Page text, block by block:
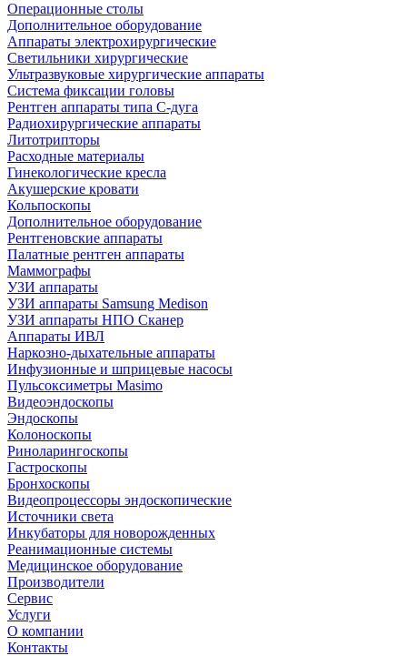
Операционные столы
Дополнительное оборудование
Аппараты электрохирургические
Светильники хирургические
Ультразвуковые хирургические аппараты
Система фиксации головы
Рентген аппараты типа С-дуга
Радиохирургические аппараты
Литотрипторы
Расходные материалы
Гинекологические кресла
Акушерские кровати
Кольпоскопы
Дополнительное оборудование
Рентгеновские аппараты
Палатные рентген аппараты
Маммографы
УЗИ аппараты
УЗИ аппараты Samsung Medison
УЗИ аппараты НПО Сканер
Аппараты ИВЛ
Наркозно-дыхательные аппараты
Инфузионные и шприцевые насосы
Пульсоксиметры Masimo
Видеоэндоскопы
Эндоскопы
Колоноскопы
Риноларингоскопы
Гастроскопы
Бронхоскопы
Видеопроцессоры эндоскопические
Источники света
Инкубаторы для новорожденных
Реанимационные системы
Медицинское оборудование
Производители
Сервис
Услуги
О компании
Контакты